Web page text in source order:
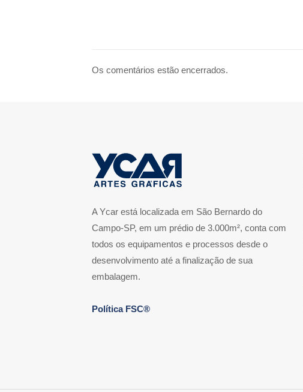
Os comentários estão encerrados.
A Ycar está localizada em São Bernardo do
Campo-SP, em um prédio de 3.000m², conta com
todos os equipamentos e processos desde o
desenvolvimento até a finalização de sua
embalagem.
Política FSC®